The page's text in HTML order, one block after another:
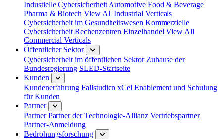
Industielle Cybersicherheit Automotive Food & Beverage
Pharma & Biotech View All Industrial Verticals
Cybersicherheit im Gesundheitswesen Kommerzielle
Cybersicherheit Rechenzentren Einzelhandel View All
Commercial Verticals
Öffentlicher Sektor
Cybersicherheit im öffentlichen Sektor Zuhause der
Bundesregierung SLED-Startseite
Kunden
Kundenerfahrung Fallstudien xCel Enablement und Schulung
für Kunden
Partner
Partner Partner der Technologie-Allianz Vertriebspartner
Partner-Anmeldung
Bedrohungsforschung